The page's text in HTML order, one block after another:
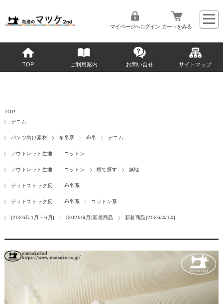
マイページへログイン カートをみる
TOP ご利用案内 お問い合せ サイトマップ
TOP
デニム
パンツ向け素材 布帛系 布帛 デニム
アウトレット生地 コットン
アウトレット生地 コットン 柄で探す 無地
デッドストック反 布帛系
デッドストック反 布帛系 コットン系
[2026年1月～6月] [2026/4月]新着商品 新着商品[2026/4/14]